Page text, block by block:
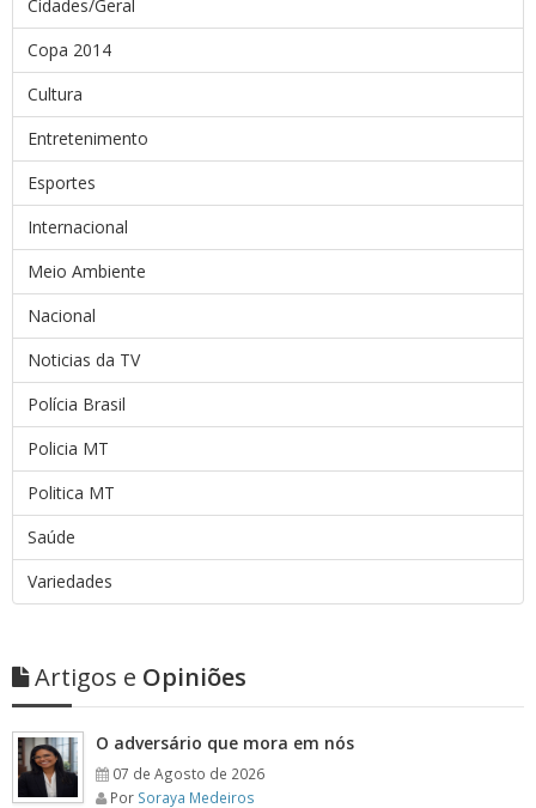
Cidades/Geral
Copa 2014
Cultura
Entretenimento
Esportes
Internacional
Meio Ambiente
Nacional
Noticias da TV
Polícia Brasil
Policia MT
Politica MT
Saúde
Variedades
Artigos e Opiniões
O adversário que mora em nós
07 de Agosto de 2026
Por Soraya Medeiros